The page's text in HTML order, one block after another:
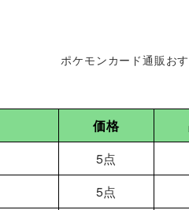
ポケモンカード通販お
価格
5点
5点